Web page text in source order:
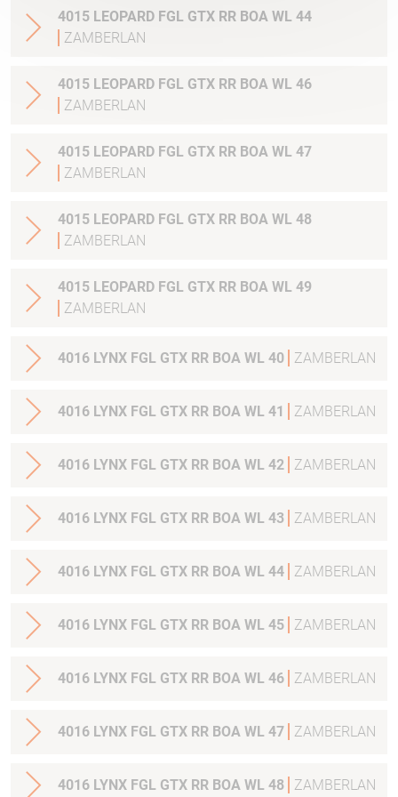
4015 LEOPARD FGL GTX RR BOA WL 44
ZAMBERLAN
4015 LEOPARD FGL GTX RR BOA WL 46
ZAMBERLAN
4015 LEOPARD FGL GTX RR BOA WL 47
ZAMBERLAN
4015 LEOPARD FGL GTX RR BOA WL 48
ZAMBERLAN
4015 LEOPARD FGL GTX RR BOA WL 49
ZAMBERLAN
4016 LYNX FGL GTX RR BOA WL 40 ZAMBERLAN
4016 LYNX FGL GTX RR BOA WL 41 ZAMBERLAN
4016 LYNX FGL GTX RR BOA WL 42 ZAMBERLAN
4016 LYNX FGL GTX RR BOA WL 43 ZAMBERLAN
4016 LYNX FGL GTX RR BOA WL 44 ZAMBERLAN
4016 LYNX FGL GTX RR BOA WL 45 ZAMBERLAN
4016 LYNX FGL GTX RR BOA WL 46 ZAMBERLAN
4016 LYNX FGL GTX RR BOA WL 47 ZAMBERLAN
4016 LYNX FGL GTX RR BOA WL 48 ZAMBERLAN